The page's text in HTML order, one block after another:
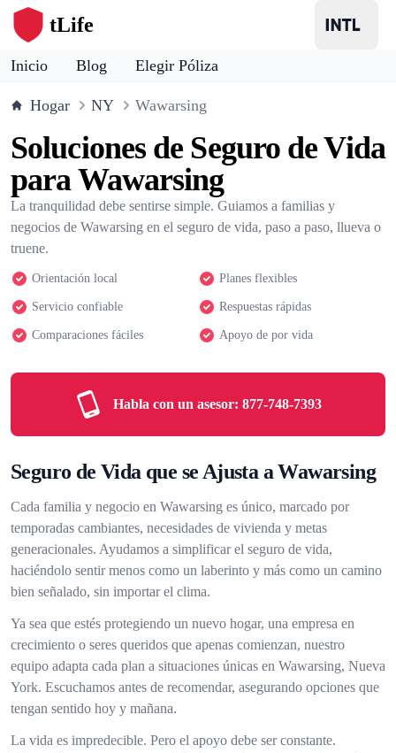
tLife
Inicio Blog Elegir Póliza
Hogar NY Wawarsing
Soluciones de Seguro de Vida
para Wawarsing
La tranquilidad debe sentirse simple. Guiamos a familias y
negocios de Wawarsing en el seguro de vida, paso a paso, llueva o
truene.
Orientación local Planes flexibles
Servicio confiable Respuestas rápidas
Comparaciones fáciles Apoyo de por vida
Habla con un asesor: 877-748-7393
Seguro de Vida que se Ajusta a Wawarsing
Cada familia y negocio en Wawarsing es único, marcado por
temporadas cambiantes, necesidades de vivienda y metas
generacionales. Ayudamos a simplificar el seguro de vida,
haciéndolo sentir menos como un laberinto y más como un camino
bien señalado, sin importar el clima.
Ya sea que estés protegiendo un nuevo hogar, una empresa en
crecimiento o seres queridos que apenas comienzan, nuestro
equipo adapta cada plan a situaciones únicas en Wawarsing, Nueva
York. Escuchamos antes de recomendar, asegurando opciones que
tengan sentido hoy y mañana.
La vida es impredecible. Pero el apoyo debe ser constante.